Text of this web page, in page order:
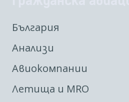
България
Анализи
Авиокомпании
Летища и MRO